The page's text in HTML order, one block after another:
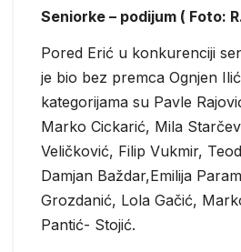
Seniorke – podijum ( Foto:
Pored Erić u konkurenciji
je bio bez premca Ognjen
kategorijama su Pavle
Marko Cickarić, Mila
Veličković, Filip Vukmir,
Damjan Baždar,Emilija
Grozdanić, Lola Gačić,
Pantić- Stojić.